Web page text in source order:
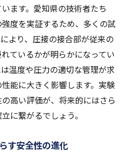
ます。愛知県の技術者たち
度を実証するため、多くの試
より、圧接の接合部が従来の
ているかが明らかになってい
温度や圧力の適切な管理が求
能に大きく影響します。実験
高い評価が、将来的にはさら
に繋がるでしょう。
す安全性の進化